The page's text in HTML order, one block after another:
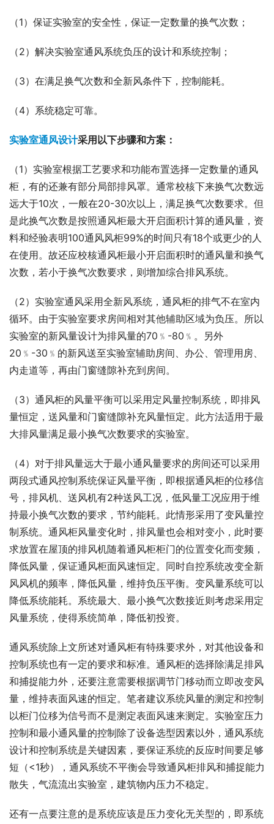
（1）保证实验室的安全性，保证一定数量的换气次数；
（2）解决实验室通风系统负压的设计和系统控制；
（3）在满足换气次数和全新风条件下，控制能耗。
（4）系统稳定可靠。
实验室通风设计采用以下步骤和方案：
（1）实验室根据工艺要求和功能布置选择一定数量的通风
柜，有的还兼有部分局部排风罩。通常校核下来换气次数远
远大于10次，一般在20-30次以上，满足换气次数要求。但
是此换气次数是按照通风柜最大开启面积计算的通风量，资
料和经验表明100通风风柜99%的时间只有18个或更少的人
在使用。故还应校核通风柜最小开启面积时的通风量和换气
次数，若小于换气次数要求，则增加综合排风系统。
（2）实验室通风采用全新风系统，通风柜的排气不在室内
循环。由于实验室要求房间相对其他辅助区域为负压。所以
实验室的新风量设计为排风量的70﹪-80﹪。另外
20﹪-30﹪的新风送至实验室辅助房间、办公、管理用房、
内走道等，再由门窗缝隙补充到房间。
（3）通风柜的风量平衡可以采用定风量控制系统，即排风
量恒定，送风量和门窗缝隙补充风量恒定。此方法适用于最
大排风量满足最小换气次数要求的实验室。
（4）对于排风量远大于最小通风量要求的房间还可以采用
两段式通风控制系统保证风量平衡，即根据通风柜的位移信
号，排风机、送风机有2种送风工况，低风量工况应用于维
持最小换气次数的要求，节约能耗。此情形采用了变风量控
制系统。通风柜风量变化时，排风量也会相对变小，此时要
求放置在屋顶的排风机随着通风柜柜门的位置变化而变频，
降低风量，保证通风柜面风速恒定。同时自控系统改变全新
风风机的频率，降低风量，维持负压平衡。变风量系统可以
降低系统能耗。系统最大、最小换气次数接近则考虑采用定
风量系统，使得系统简单，降低初投资。
通风系统除上文所述对通风柜有特殊要求外，对其他设备和
控制系统也有一定的要求和标准。通风柜的选择除满足排风
和捕捉能力外，还要注意需要根据调节门移动而立即改变风
量，维持表面风速的恒定。笔者建议系统风量的测定和控制
以柜门位移为信号而不是测定表面风速来测定。实验室压力
控制和最小通风量的控制除了设备选型因素以外，通风系统
设计和控制系统是关键因素，要保证系统的反应时间要足够
短（<1秒），通风系统不平衡会导致通风柜排风和捕捉能力
散失，气流流出实验室，建筑物内压力不稳定。
还有一点要注意的是系统应该是压力变化无关型的，即系统